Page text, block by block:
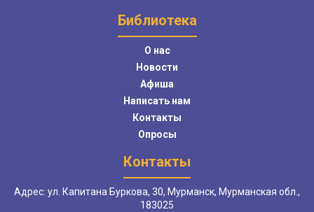
Библиотека
О нас
Новости
Афиша
Написать нам
Контакты
Опросы
Контакты
Адрес: ул. Капитана Буркова, 30, Мурманск, Мурманская обл.,
183025